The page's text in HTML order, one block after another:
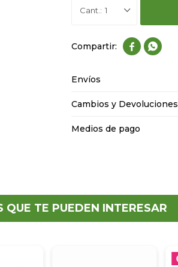
1
 
Envíos
Cambios y Devoluciones
Medios de pago
QUE TE PUEDEN INTERESAR